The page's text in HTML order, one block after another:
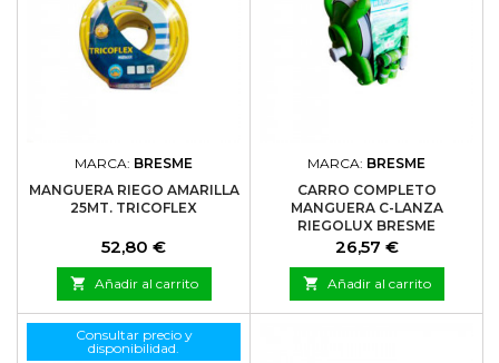
MARCA: BRESME
MANGUERA RIEGO AMARILLA
25MT. TRICOFLEX
Precio
52,80 €
 Añadir al carrito
MARCA: BRESME
CARRO COMPLETO
MANGUERA C-LANZA
RIEGOLUX BRESME
Precio
26,57 €
 Añadir al carrito
Consultar precio y
disponibilidad.